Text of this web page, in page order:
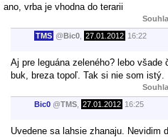
ano, vrba je vhodna do terarii
TMS @Bic0 27.01.2012 16:22
Aj pre leguána zeleného? lebo
buk, breza topoľ. Tak si nie som istý.
Bic0 @TMS 27.01.2012 16:25
Uvedene sa lahsie zhanaju. Nevidim